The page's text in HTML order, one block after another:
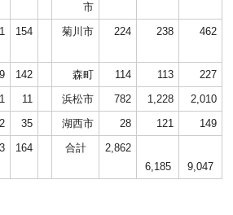
市
154 菊川市 224 238 462
142 森町 114 113
227
11 浜松市 782 1,228
2,010
35 湖西市 28 121
149
164 合計
2,862
6,185
9,047